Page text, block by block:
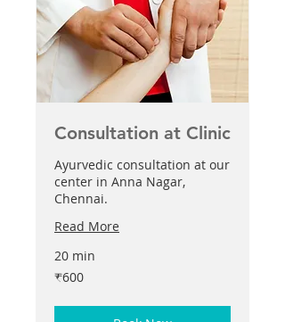
Consultation at Clinic
Ayurvedic consultation at our
center in Anna Nagar,
Chennai.
Read More
20 min
600
இந்திய
₹600